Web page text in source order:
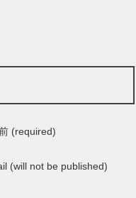
(required)
(will not be published)